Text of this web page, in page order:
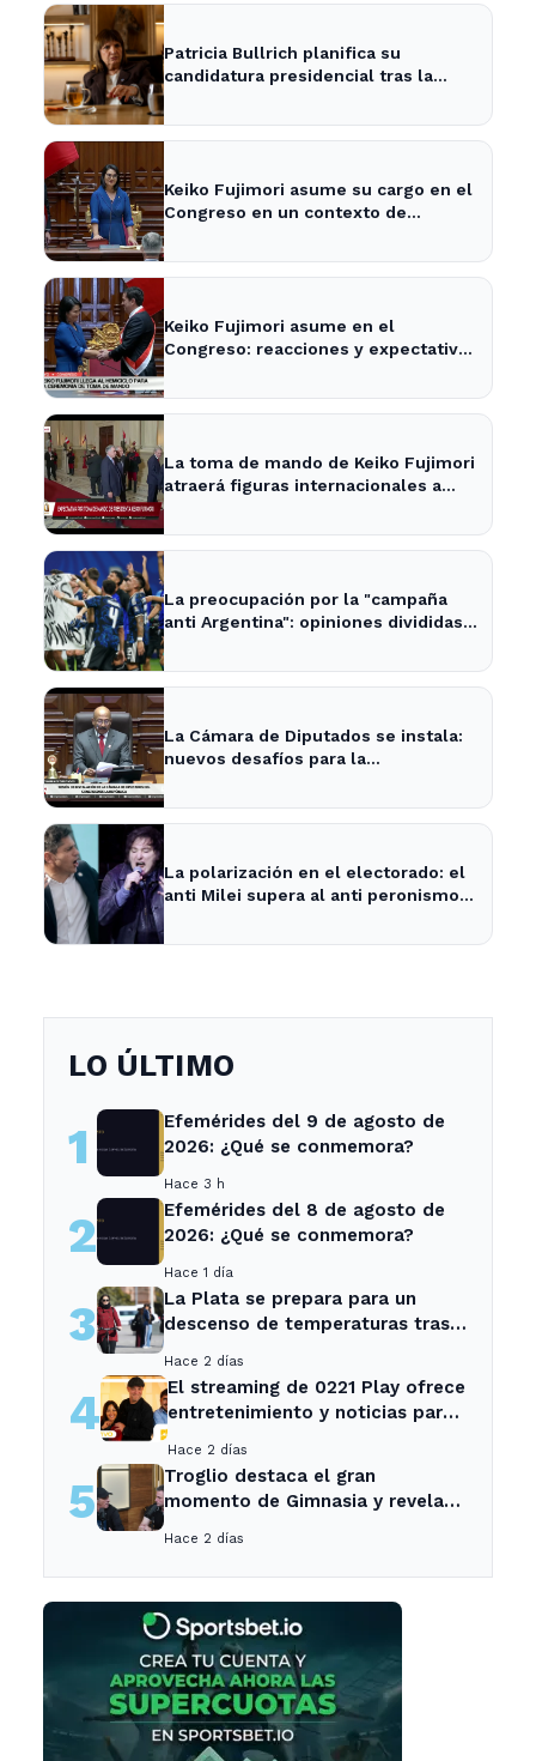
Patricia Bullrich planifica su
candidatura presidencial tras la
Keiko Fujimori asume su cargo en el
Congreso en un contexto de
Keiko Fujimori asume en el
Congreso: reacciones y expectativas
La toma de mando de Keiko Fujimori
atraerá figuras internacionales a
La preocupación por la "campaña
anti Argentina": opiniones divididas
La Cámara de Diputados se instala:
nuevos desafíos para la
La polarización en el electorado: el
anti Milei supera al anti peronismo
LO ÚLTIMO
1
Efemérides del 9 de agosto de
2026: ¿Qué se conmemora?
Hace 3 h
2
Efemérides del 8 de agosto de
2026: ¿Qué se conmemora?
Hace 1 día
3
La Plata se prepara para un
descenso de temperaturas tras
Hace 2 días
4
El streaming de 0221 Play ofrece
entretenimiento y noticias para
Hace 2 días
5
Troglio destaca el gran
momento de Gimnasia y revela
Hace 2 días